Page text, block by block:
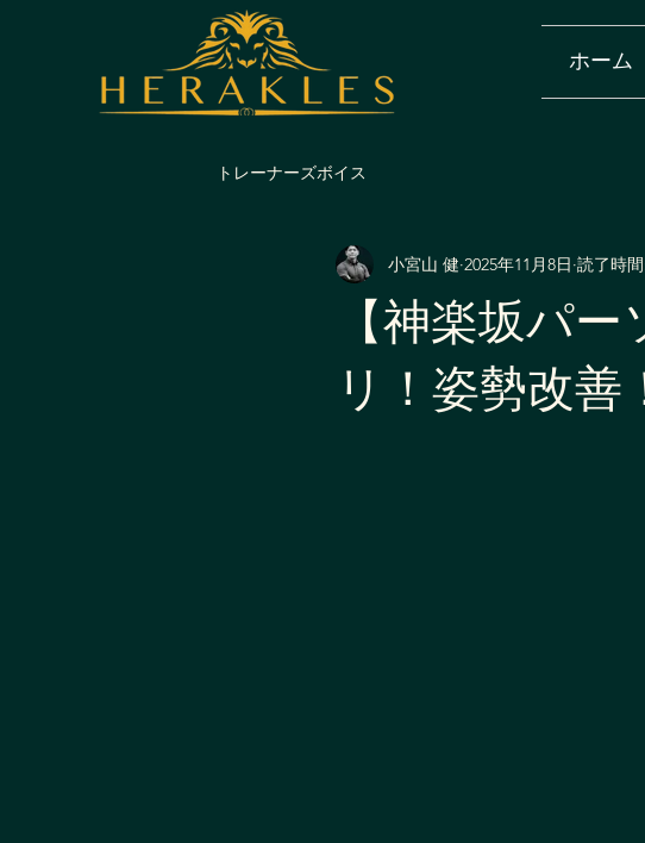
ホーム
トレーナーズボイス
【神楽坂パ
リ！姿勢改善
小宮山 健 2025年11月8日 読了時